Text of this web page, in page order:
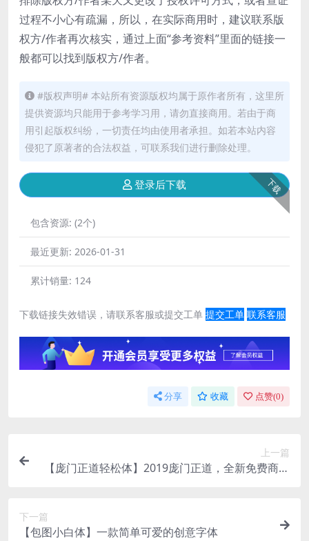
过程不小心有疏漏，所以，在实际商用时，建议联系版
权方/作者再次核实，通过上面“参考资料”里面的链接一
般都可以找到版权方/作者。
#版权声明# 本站所有资源版权均属于原作者所有，这里所
提供资源均只能用于参考学习用，请勿直接商用。若由于商
用引起版权纠纷，一切责任均由使用者承担。如若本站内容
侵犯了原著者的合法权益，可联系我们进行删除处理。
下载
登录后下载
包含资源: (2个)
最近更新: 2026-01-31
累计销量: 124
下载链接失效错误，请联系客服或提交工单 提交工单 联系客服
分享 收藏 点赞(0)
上一篇
【庞门正道轻松体】2019庞门正道，全新免费商用
下一篇
【包图小白体】一款简单可爱的创意字体